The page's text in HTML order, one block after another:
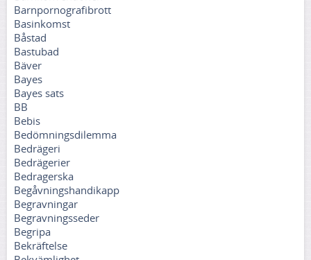
Barnpornografibrott
Basinkomst
Båstad
Bastubad
Bäver
Bayes
Bayes sats
BB
Bebis
Bedömningsdilemma
Bedrägeri
Bedrägerier
Bedragerska
Begåvningshandikapp
Begravningar
Begravningsseder
Begripa
Bekräftelse